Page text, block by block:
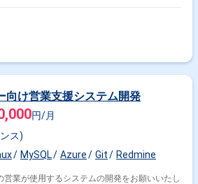
ステム改修型 その他：装置制御／画像処理寄
向け営業支援システム開発
円/月
ス)
MySQL Azure Git Redmine
営業が使用するシステムの開発をお願いいたし